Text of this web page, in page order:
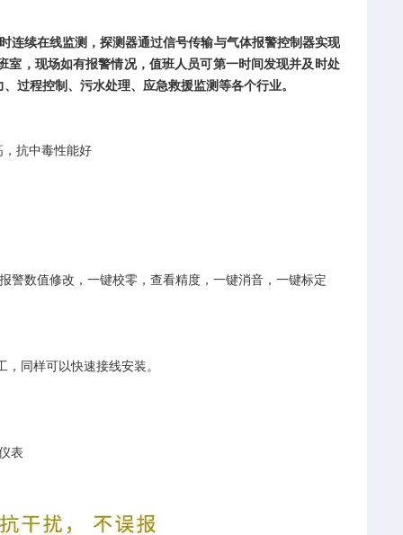
连续在线监测，探测器通过信号传输与气体报警控制器实现
，现场如有报警情况，值班人员可第一时间发现并及时处
过程控制、污水处理、应急救援监测等各个行业。
，抗中毒性能好
警数值修改，一键校零，查看精度，一键消音，一键标定
同样可以快速接线安装。
表